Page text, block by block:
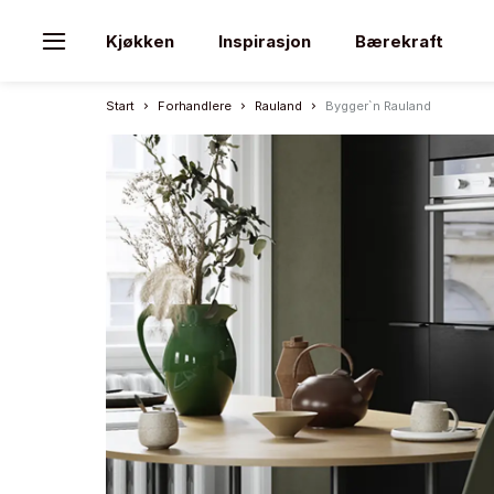
Kjøkken Inspirasjon Bærekraft
Start Forhandlere Rauland Bygger`n Rauland